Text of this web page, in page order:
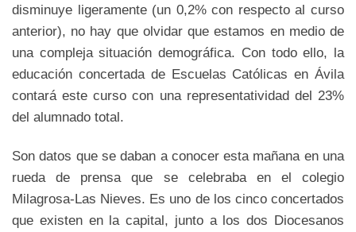
disminuye ligeramente (un 0,2% con respecto al curso
anterior), no hay que olvidar que estamos en medio de
una compleja situación demográfica. Con todo ello, la
educación concertada de Escuelas Católicas en Ávila
contará este curso con una representatividad del 23%
del alumnado total.
Son datos que se daban a conocer esta mañana en una
rueda de prensa que se celebraba en el colegio
Milagrosa-Las Nieves. Es uno de los cinco concertados
que existen en la capital, junto a los dos Diocesanos